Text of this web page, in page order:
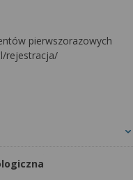
pierwszorazowych
rejestracja/